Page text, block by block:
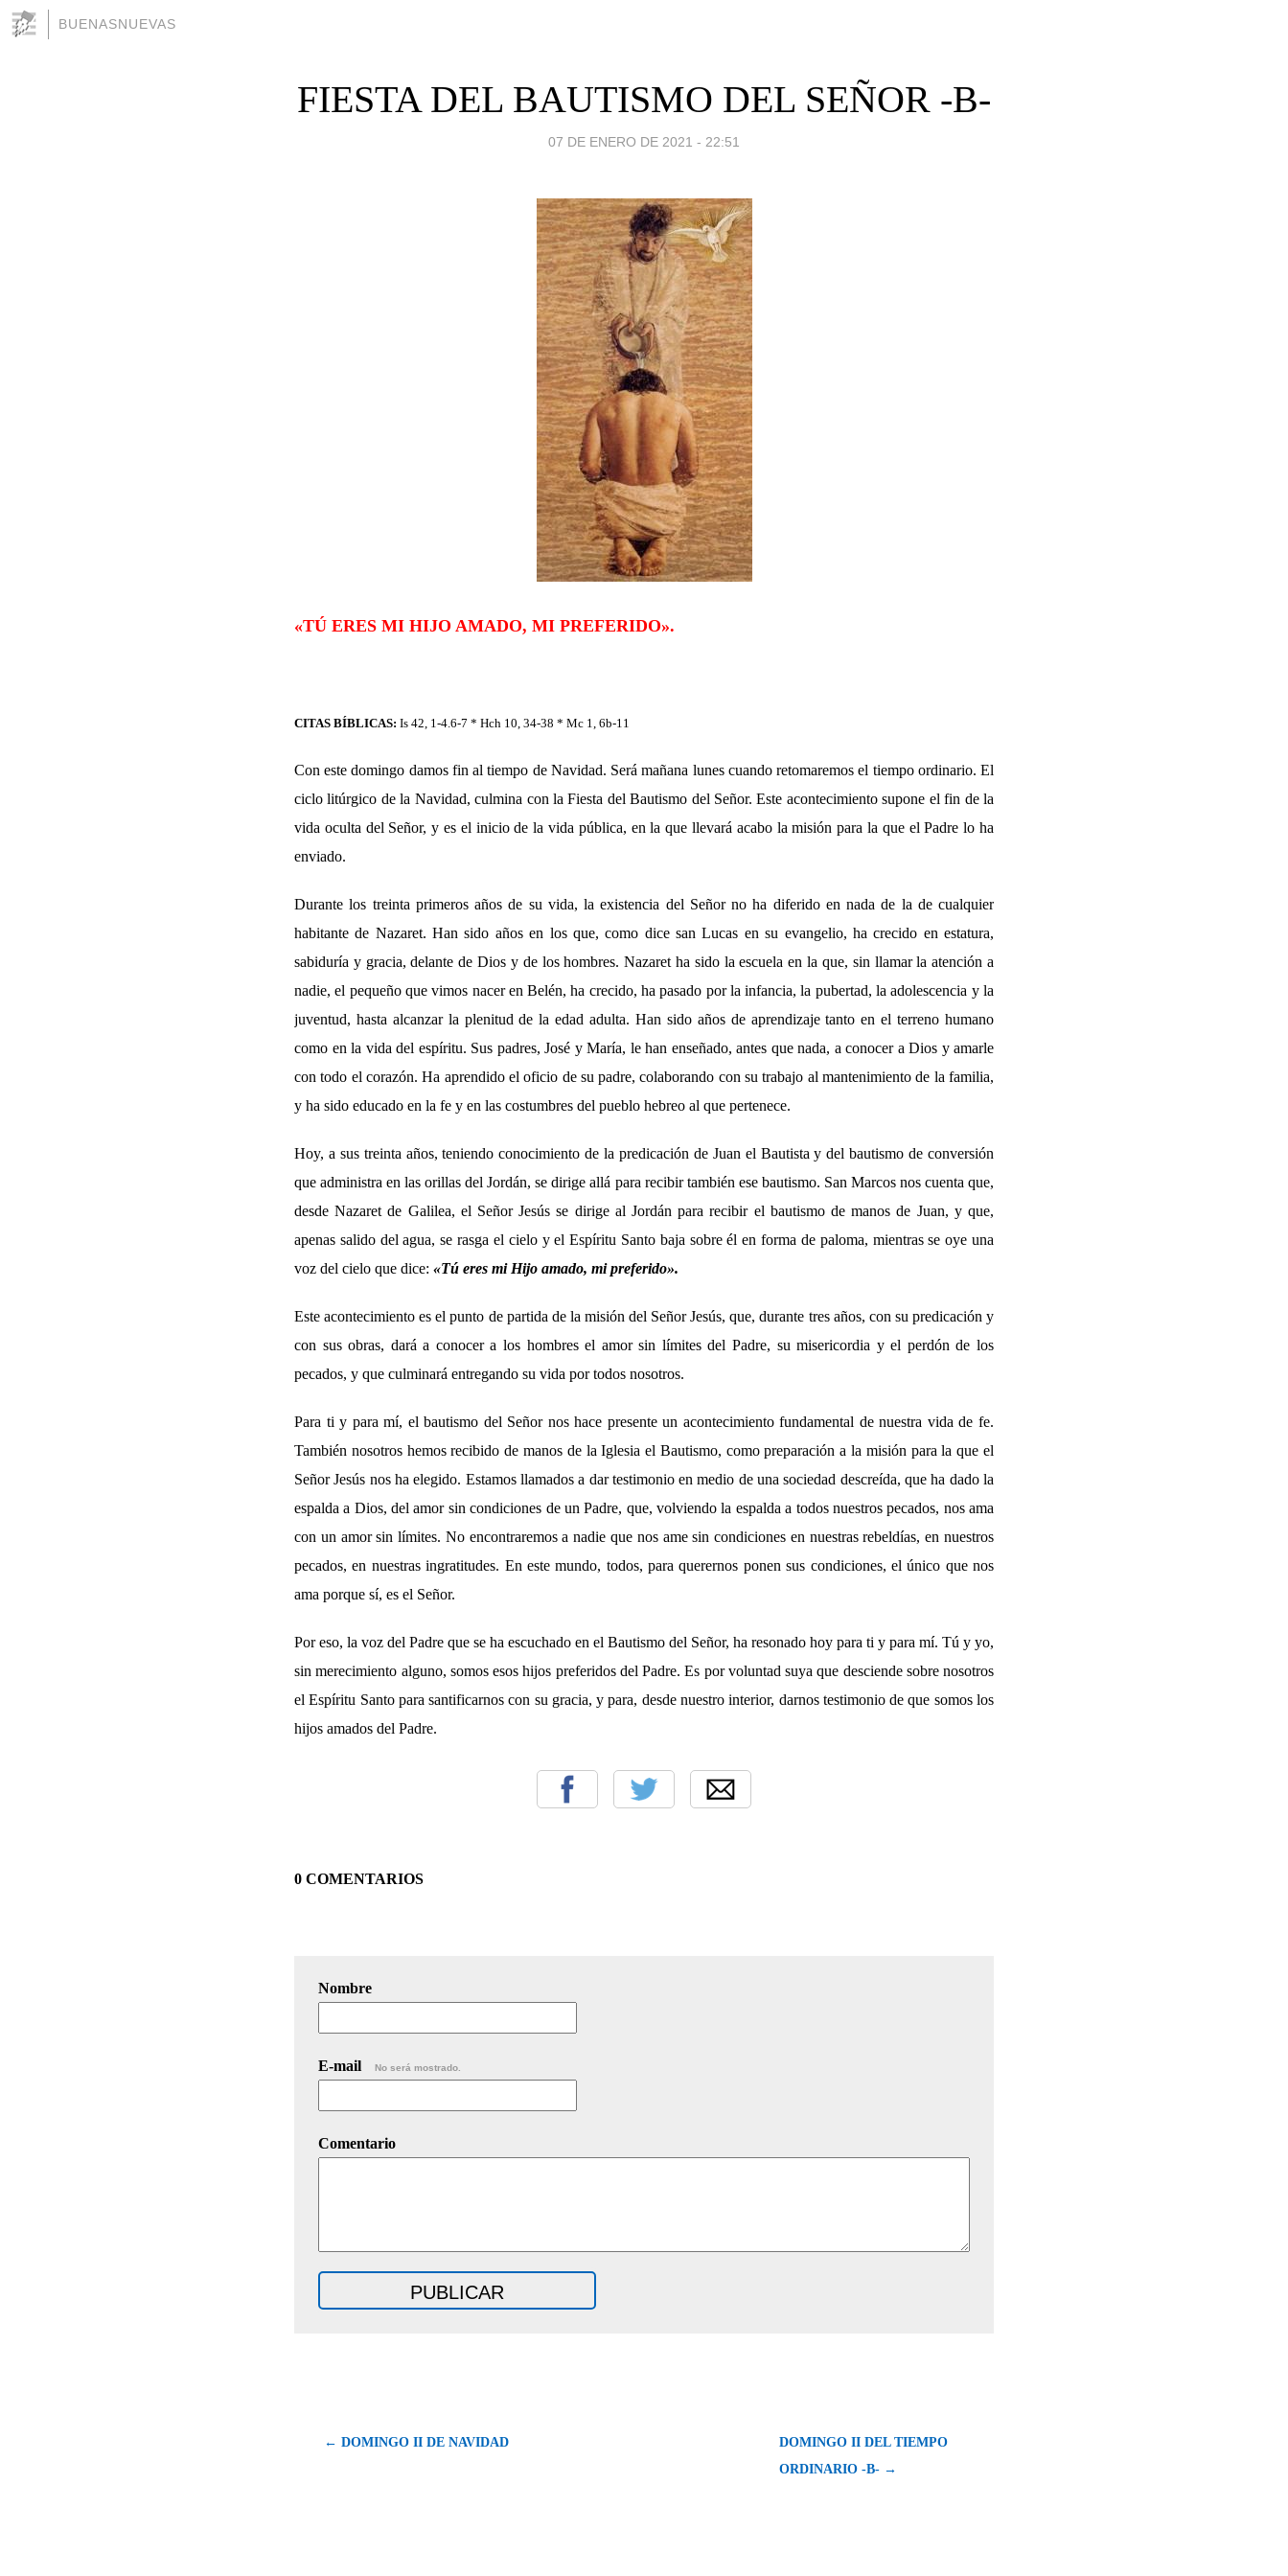
BUENASNUEVAS
FIESTA DEL BAUTISMO DEL SEÑOR -B-
07 DE ENERO DE 2021 - 22:51
«TÚ ERES MI HIJO AMADO, MI PREFERIDO».
CITAS BÍBLICAS: Is 42, 1-4.6-7 * Hch 10, 34-38 * Mc 1, 6b-11
Con este domingo damos fin al tiempo de Navidad. Será mañana lunes cuando retomaremos el tiempo ordinario. El
ciclo litúrgico de la Navidad, culmina con la Fiesta del Bautismo del Señor. Este acontecimiento supone el fin de la
vida oculta del Señor, y es el inicio de la vida pública, en la que llevará acabo la misión para la que el Padre lo ha
enviado.
Durante los treinta primeros años de su vida, la existencia del Señor no ha diferido en nada de la de cualquier
habitante de Nazaret. Han sido años en los que, como dice san Lucas en su evangelio, ha crecido en estatura,
sabiduría y gracia, delante de Dios y de los hombres. Nazaret ha sido la escuela en la que, sin llamar la atención a
nadie, el pequeño que vimos nacer en Belén, ha crecido, ha pasado por la infancia, la pubertad, la adolescencia y la
juventud, hasta alcanzar la plenitud de la edad adulta. Han sido años de aprendizaje tanto en el terreno humano
como en la vida del espíritu. Sus padres, José y María, le han enseñado, antes que nada, a conocer a Dios y amarle
con todo el corazón. Ha aprendido el oficio de su padre, colaborando con su trabajo al mantenimiento de la familia,
y ha sido educado en la fe y en las costumbres del pueblo hebreo al que pertenece.
Hoy, a sus treinta años, teniendo conocimiento de la predicación de Juan el Bautista y del bautismo de conversión
que administra en las orillas del Jordán, se dirige allá para recibir también ese bautismo. San Marcos nos cuenta que,
desde Nazaret de Galilea, el Señor Jesús se dirige al Jordán para recibir el bautismo de manos de Juan, y que,
apenas salido del agua, se rasga el cielo y el Espíritu Santo baja sobre él en forma de paloma, mientras se oye una
voz del cielo que dice: «Tú eres mi Hijo amado, mi preferido».
Este acontecimiento es el punto de partida de la misión del Señor Jesús, que, durante tres años, con su predicación y
con sus obras, dará a conocer a los hombres el amor sin límites del Padre, su misericordia y el perdón de los
pecados, y que culminará entregando su vida por todos nosotros.
Para ti y para mí, el bautismo del Señor nos hace presente un acontecimiento fundamental de nuestra vida de fe.
También nosotros hemos recibido de manos de la Iglesia el Bautismo, como preparación a la misión para la que el
Señor Jesús nos ha elegido. Estamos llamados a dar testimonio en medio de una sociedad descreída, que ha dado la
espalda a Dios, del amor sin condiciones de un Padre, que, volviendo la espalda a todos nuestros pecados, nos ama
con un amor sin límites. No encontraremos a nadie que nos ame sin condiciones en nuestras rebeldías, en nuestros
pecados, en nuestras ingratitudes. En este mundo, todos, para querernos ponen sus condiciones, el único que nos
ama porque sí, es el Señor.
Por eso, la voz del Padre que se ha escuchado en el Bautismo del Señor, ha resonado hoy para ti y para mí. Tú y yo,
sin merecimiento alguno, somos esos hijos preferidos del Padre. Es por voluntad suya que desciende sobre nosotros
el Espíritu Santo para santificarnos con su gracia, y para, desde nuestro interior, darnos testimonio de que somos los
hijos amados del Padre.
0 COMENTARIOS
Nombre
E-mail No será mostrado.
Comentario
← DOMINGO II DE NAVIDAD
DOMINGO II DEL TIEMPO
ORDINARIO -B- →